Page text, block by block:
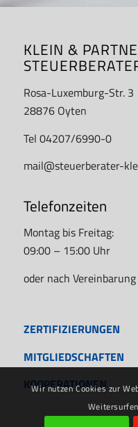
KLEIN &
Rosa-Luxemburg-Str. 3
28876 Oyten
Tel 04207/6990-0
mail@steuerberater-
Telefonzeiten
Montag bis Freitag:
09:00 – 15:00 Uhr
oder nach Vereinbarung
ZERTIFIZIERUNGEN
MITGLIEDSCHAFTEN
KOOPERATIONEN
Wir nutzen Cookies zur